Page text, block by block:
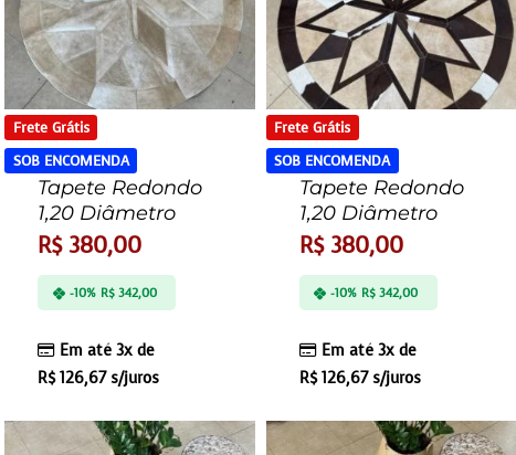
Frete Grátis
SOB ENCOMENDA
Tapete Redondo
1,20 Diâmetro
R$380,00
Em até 3x de
R$126,67s/juros
-10% R$342,00
Frete Grátis
SOB ENCOMENDA
Tapete Redondo
1,20 Diâmetro
R$380,00
Em até 3x de
R$126,67s/juros
-10% R$ 342,00